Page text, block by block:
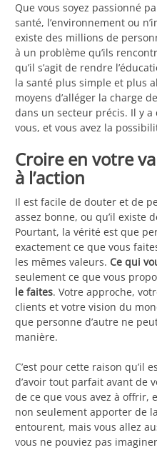
Que vous soyez passionné
santé, l’environnement ou
existe des millions de
à un problème qu’ils
qu’il s’agit de rendre
la santé plus simple et plus
moyens d’alléger la charge
dans un secteur précis. Il y
vous, et vous avez la
Croire en votre
à l’action
Il est facile de douter et de
assez bonne, ou qu’il existe
Pourtant, la vérité est que
exactement ce que vous
les mêmes valeurs. Ce qui
seulement ce que vous
le faites. Votre approche,
clients et votre vision du
que personne d’autre ne
manière.
C’est pour cette raison qu’il
d’avoir tout parfait avant de
de ce que vous avez à offrir,
non seulement apporter de
entourent, mais vous allez
vous ne pouviez pas